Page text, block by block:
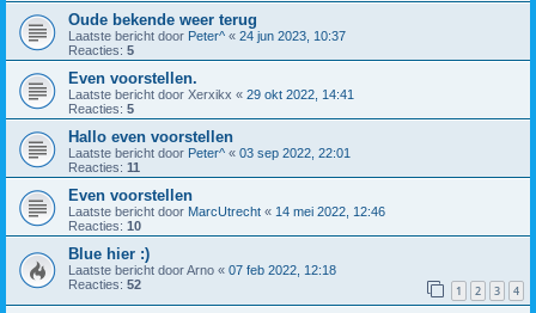
Oude bekende weer terug
Laatste bericht door Peter^ « 24 jun 2023, 10:37
Reacties: 5
Even voorstellen.
Laatste bericht door Xerxikx « 29 okt 2022, 14:41
Reacties: 5
Hallo even voorstellen
Laatste bericht door Peter^ « 03 sep 2022, 22:01
Reacties: 11
Even voorstellen
Laatste bericht door MarcUtrecht « 14 mei 2022, 12:46
Reacties: 10
Blue hier :)
Laatste bericht doorArno « 07 feb 2022, 12:18
Reacties: 52 1 2 3 4